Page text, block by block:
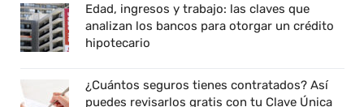
Edad, ingresos y trabajo: las claves que
analizan los bancos para otorgar un crédito
hipotecario
¿Cuántos seguros tienes contratados? Así
puedes revisarlos gratis con tu Clave Única